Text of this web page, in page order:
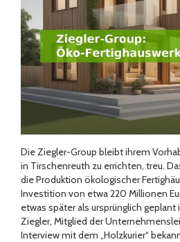
Die Ziegler-Group bleibt ihrem
in Tirschenreuth zu errichten, treu.
die Produktion ökologischer
Investition von etwa 220 Millionen
etwas später als ursprünglich
Ziegler, Mitglied der
Interview mit dem „Holzkurier“